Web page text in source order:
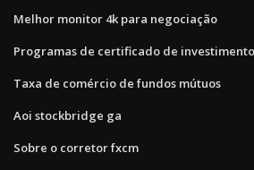
Melhor monitor 4k para negociação
Programas de certificado de
Taxa de comércio de fundos mútuos
Aoi stockbridge ga
Sobre o corretor fxcm